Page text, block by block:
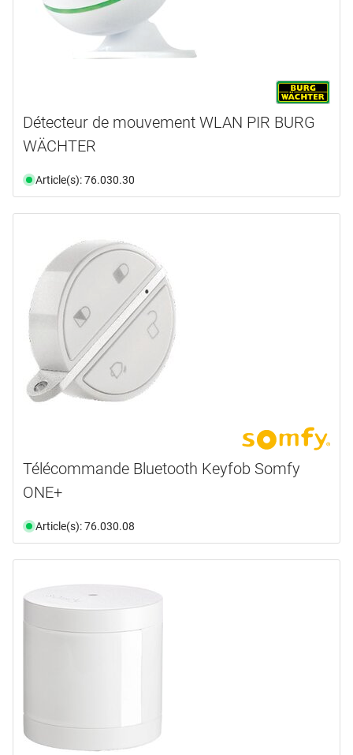
Détecteur de mouvement WLAN PIR BURG
WÄCHTER
Article(s): 76.030.30
Télécommande Bluetooth Keyfob Somfy
ONE+
Article(s): 76.030.08